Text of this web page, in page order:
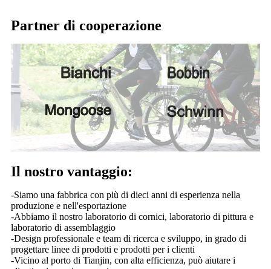
Partner di cooperazione
Il nostro vantaggio:
-Siamo una fabbrica con più di dieci anni di esperienza nella
produzione e nell'esportazione
-Abbiamo il nostro laboratorio di cornici, laboratorio di pittura e
laboratorio di assemblaggio
-Design professionale e team di ricerca e sviluppo, in grado di
progettare linee di prodotti e prodotti per i clienti
-Vicino al porto di Tianjin, con alta efficienza, può aiutare i